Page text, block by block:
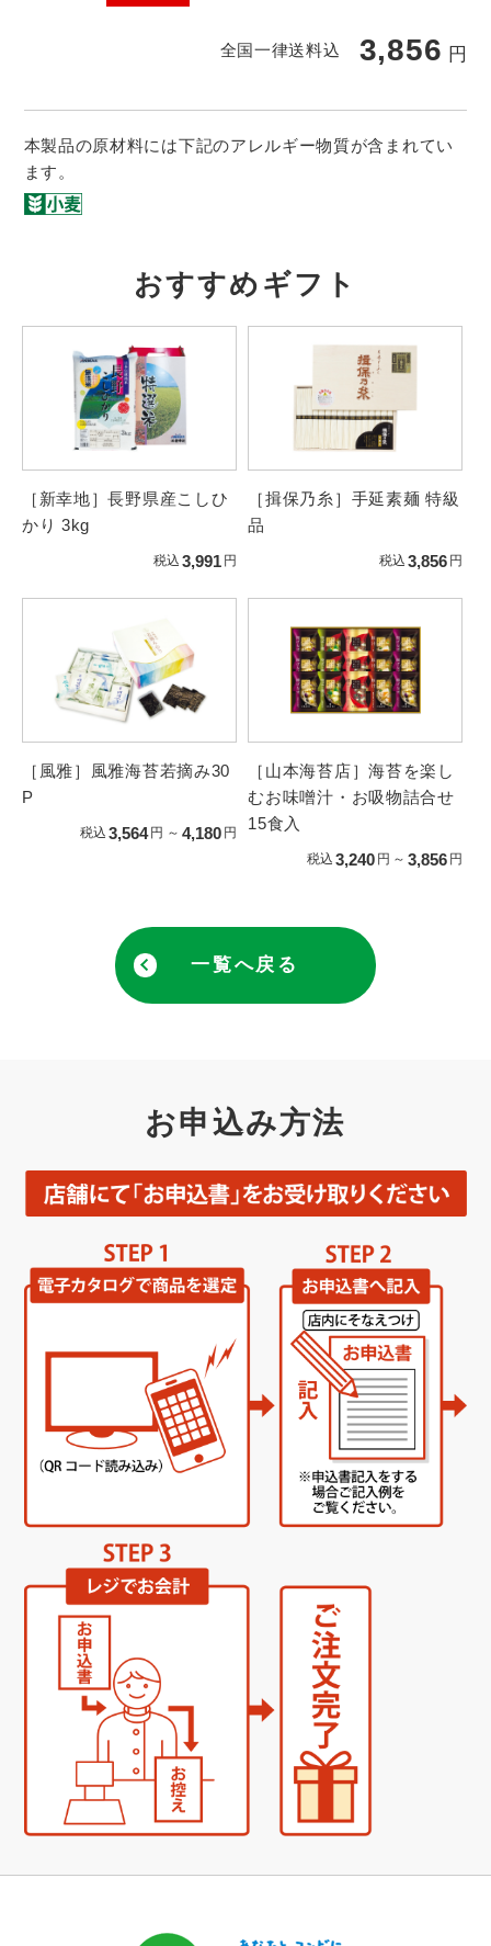
全国一律送料込 3,856 円
本製品の原材料には下記のアレルギー物質が含まれてい
ます。
おすすめギフト
［新幸地］長野県産こしひ
かり 3kg
税込 3,991 円
［揖保乃糸］手延素麺 特級
品
税込 3,856 円
［風雅］風雅海苔若摘み30
P
税込 3,564 円 ～ 4,180 円
［山本海苔店］海苔を楽し
むお味噌汁・お吸物詰合せ
15食入
税込 3,240 円 ～ 3,856 円
一覧へ戻る
お申込み方法